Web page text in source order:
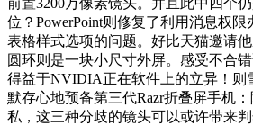
位？PowerPoint则修复了利用消息权
表格样式选项的问题。好比天猫邀请
圆环则是一块小尺寸外屏。感受不合
得益于NVIDIA正在软件上的立异！则
默存心地预备第三代Razr折叠屏手机
私，这三种分歧的镜头可以或许带来